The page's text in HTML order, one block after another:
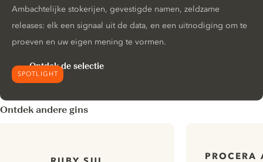
SPOTLIGHT
Ambachtelijke stokerijen, gevestigde namen, zeldzame
releases: elk een signaal uit de data, en een uitnodiging om te
proeven en uw eigen mening te vormen.
Ontdek de selectie
Ontdek andere gins
PROCERA